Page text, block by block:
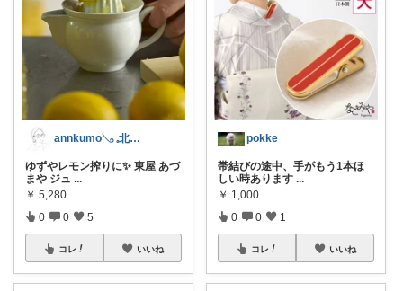
annkumo𓂅 𓈒北欧ゆるミニマル
ゆずやレモン搾りに✨ 東屋 あづ
まや ジュ ...
￥ 5,280
0 0 5
コレ いいね
pokke
帯結びの途中、手がもう1本ほ
しい時あります ...
￥ 1,000
0 0 1
コレ いいね